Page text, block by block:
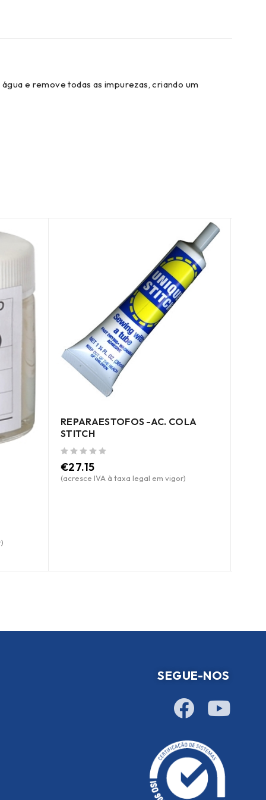
e remove todas as impurezas, criando um
REPARAESTOFOS -AC. COLA
STITCH
€27.15
(acresce IVA à taxa legal em vigor)
SEGUE-NOS